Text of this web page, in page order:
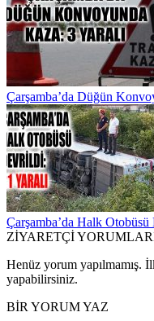
Çarşamba’da Düğün
Çarşamba’da Halk
ZİYARETÇİ
Henüz yorum yapılmamış.
yapabilirsiniz.
BİR YORUM YAZ